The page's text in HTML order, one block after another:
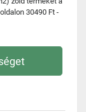
30490 Ft -